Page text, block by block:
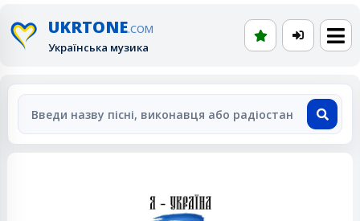
UKRTONE.COM
Українська музика